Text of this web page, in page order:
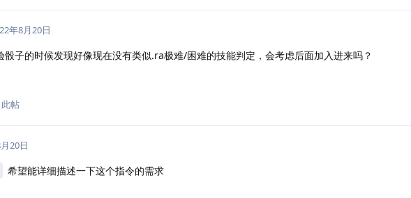
年8月20日
骰子的时候发现好像现在没有类似.ra极难/困难的技能判定，会考虑后面加入进来吗？
帖
20日
希望能详细描述一下这个指令的需求